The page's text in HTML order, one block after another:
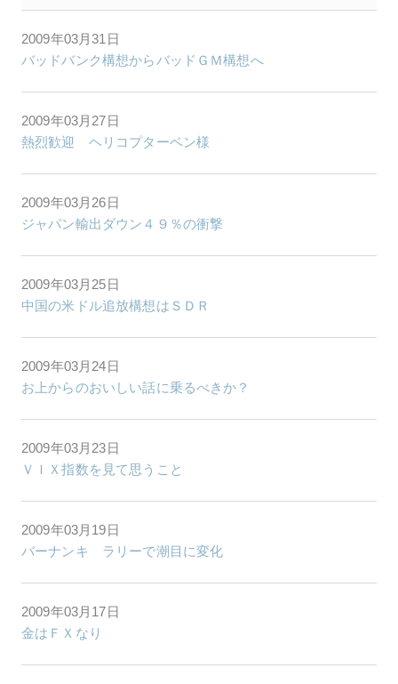
2009年03月31日
バッドバンク構想からバッドＧＭ構想へ
2009年03月27日
熱烈歓迎 ヘリコプターベン様
2009年03月26日
ジャパン輸出ダウン４９％の衝撃
2009年03月25日
中国の米ドル追放構想はＳＤＲ
2009年03月24日
お上からのおいしい話に乗るべきか？
2009年03月23日
ＶＩＸ指数を見て思うこと
2009年03月19日
バーナンキ ラリーで潮目に変化
2009年03月17日
金はＦＸなり